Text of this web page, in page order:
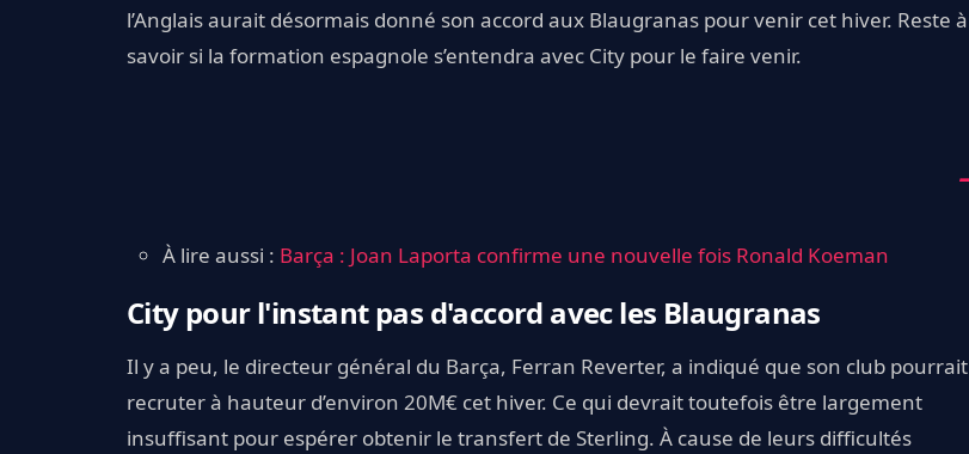
l’Anglais aurait désormais donné son accord aux Blaugranas pour venir cet hiver. Reste à
savoir si la formation espagnole s’entendra avec City pour le faire venir.
À lire aussi : Barça : Joan Laporta confirme une nouvelle fois Ronald Koeman
City pour l'instant pas d'accord avec les Blaugranas
Il y a peu, le directeur général du Barça, Ferran Reverter, a indiqué que son club pourrait
recruter à hauteur d’environ 20M€ cet hiver. Ce qui devrait toutefois être largement
insuffisant pour espérer obtenir le transfert de Sterling. À cause de leurs difficultés